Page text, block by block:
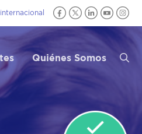
Quiénes Somos